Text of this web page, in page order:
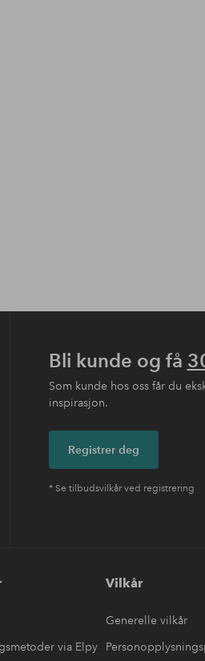
Bli kunde og få
Som kunde hos oss får du
inspirasjon.
Registrer deg
* Se tilbudsvilkår ved registrering
via Elpy
Vilkår
Generelle vilkår